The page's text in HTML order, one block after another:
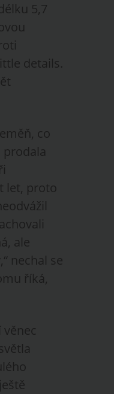
5,7
details.
co
let, proto
ale
nechal se
říká,